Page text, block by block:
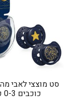
סט מוצצי לאבי
כוכבים 0-3 כחול